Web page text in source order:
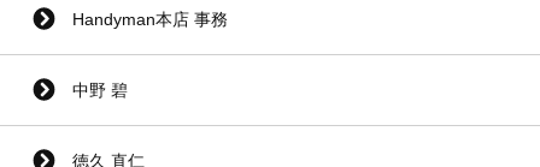
Handyman本店 事務
中野 碧
徳久 直仁